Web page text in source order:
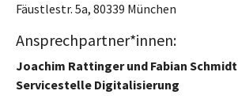
Fäustlestr. 5a, 80339 München
Ansprechpartner*innen:
Joachim Rattinger und Fabian Schmidt
Servicestelle Digitalisierung